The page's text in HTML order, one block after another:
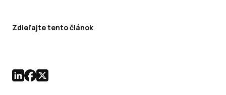
Zdieľajte tento článok